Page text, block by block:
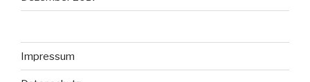
Impressum